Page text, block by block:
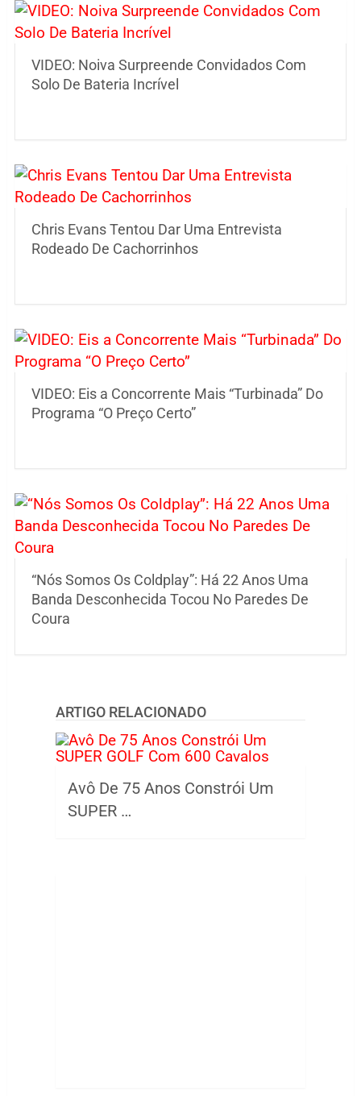
VIDEO: Noiva Surpreende Convidados Com
Solo De Bateria Incrível
Chris Evans Tentou Dar Uma Entrevista
Rodeado De Cachorrinhos
VIDEO: Eis a Concorrente Mais “Turbinada” Do
Programa “O Preço Certo”
“Nós Somos Os Coldplay”: Há 22 Anos Uma
Banda Desconhecida Tocou No Paredes De
Coura
ARTIGO RELACIONADO
Avô De 75 Anos Constrói Um
SUPER …